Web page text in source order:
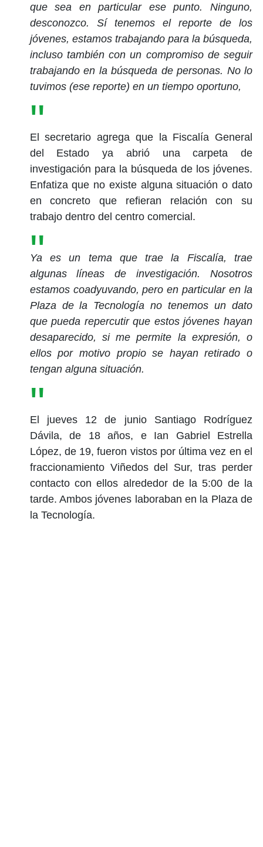
que sea en particular ese punto. Ninguno,
desconozco. Sí tenemos el reporte de los
jóvenes, estamos trabajando para la búsqueda,
incluso también con un compromiso de seguir
trabajando en la búsqueda de personas. No lo
tuvimos (ese reporte) en un tiempo oportuno,
El secretario agrega que la Fiscalía General
del Estado ya abrió una carpeta de
investigación para la búsqueda de los jóvenes.
Enfatiza que no existe alguna situación o dato
en concreto que refieran relación con su
trabajo dentro del centro comercial.
Ya es un tema que trae la Fiscalía, trae
algunas líneas de investigación. Nosotros
estamos coadyuvando, pero en particular en la
Plaza de la Tecnología no tenemos un dato
que pueda repercutir que estos jóvenes hayan
desaparecido, si me permite la expresión, o
ellos por motivo propio se hayan retirado o
tengan alguna situación.
El jueves 12 de junio Santiago Rodríguez
Dávila, de 18 años, e Ian Gabriel Estrella
López, de 19, fueron vistos por última vez en el
fraccionamiento Viñedos del Sur, tras perder
contacto con ellos alrededor de la 5:00 de la
tarde. Ambos jóvenes laboraban en la Plaza de
la Tecnología.